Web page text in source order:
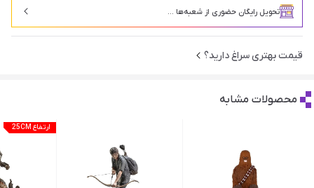
تحویل رایگان حضوری از شعبه‌ها ...
قیمت بهتری سراغ دارید؟
محصولات مشابه
ارتفاع 25CM